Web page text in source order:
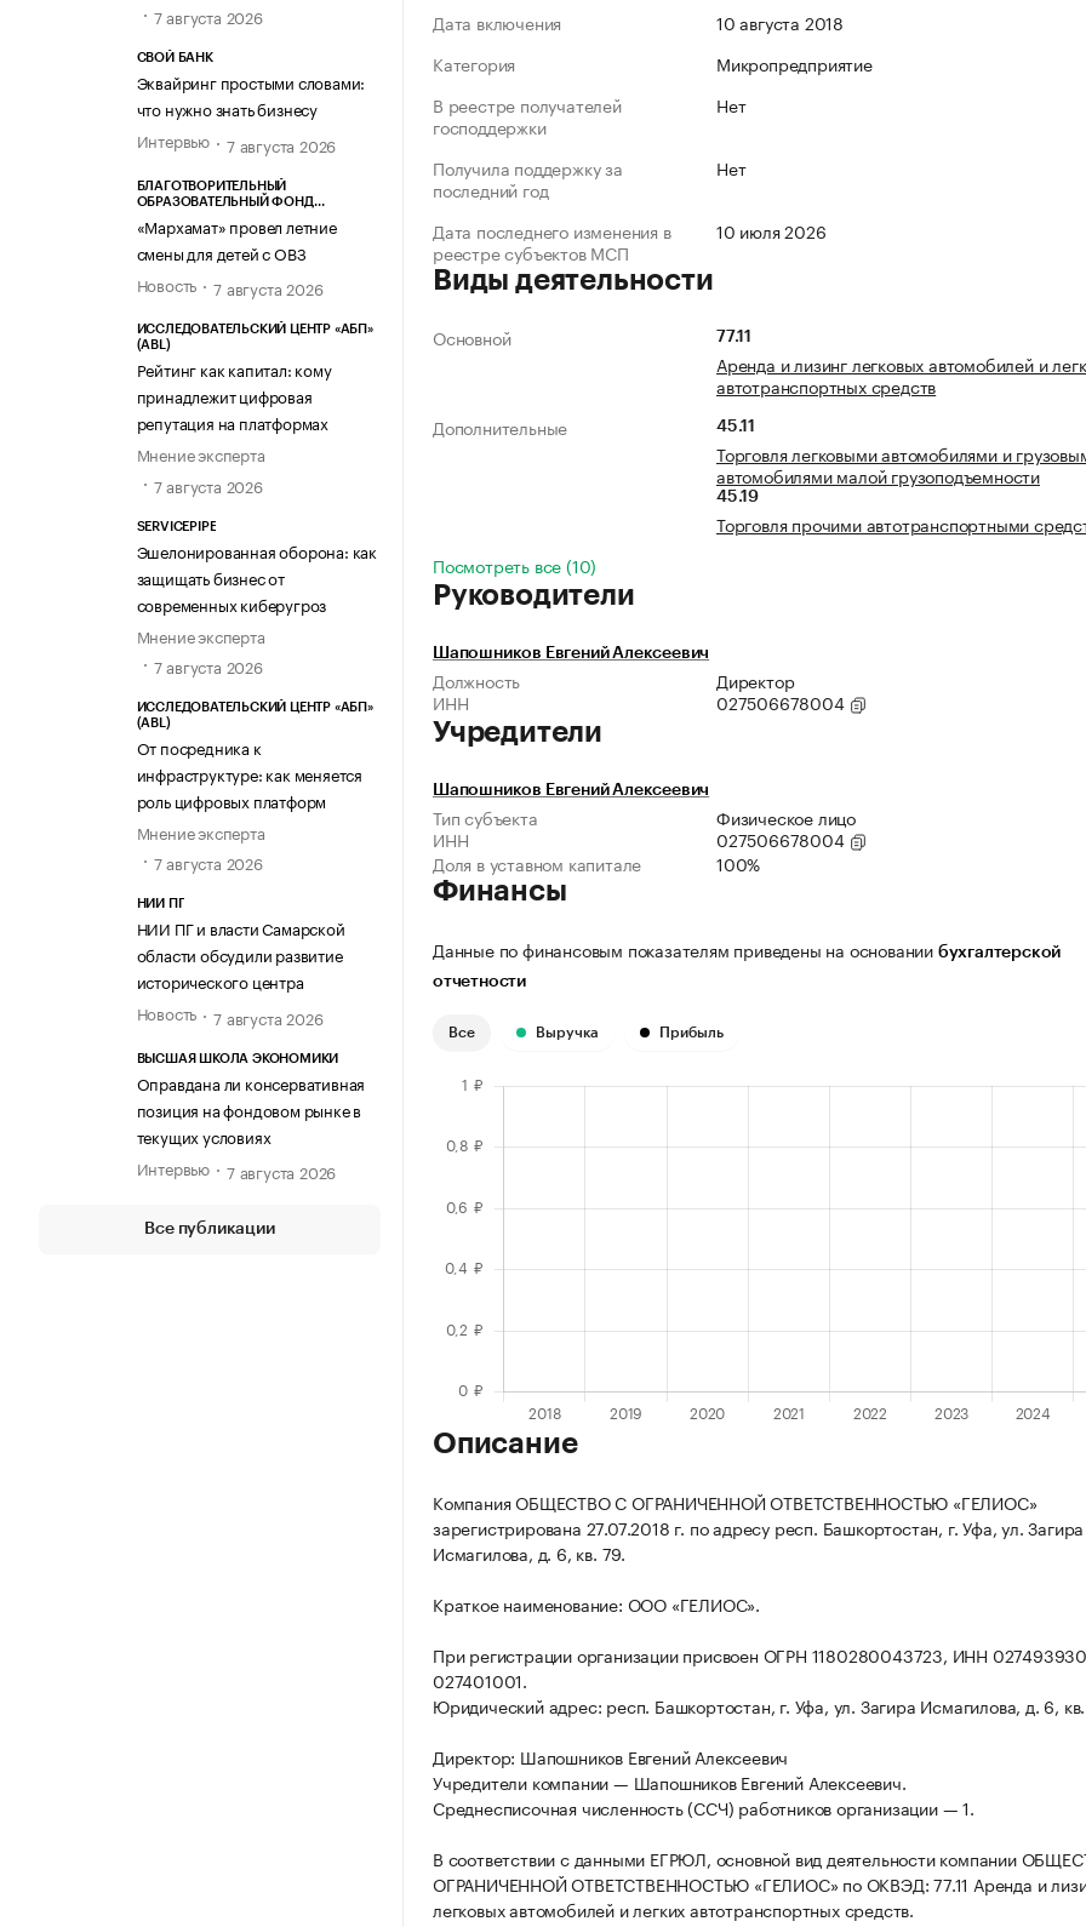
7 августа 2026
СВОЙ БАНК
Эквайринг простыми словами:
что нужно знать бизнесу
Интервью
7 августа 2026
БЛАГОТВОРИТЕЛЬНЫЙ
ОБРАЗОВАТЕЛЬНЫЙ ФОНД
«Мархамат» провел летние
смены для детей с ОВЗ
Новость
7 августа 2026
ИССЛЕДОВАТЕЛЬСКИЙ ЦЕНТР «АБП»
(ABL)
Рейтинг как капитал: кому
принадлежит цифровая
репутация на платформах
Мнение эксперта
7 августа 2026
SERVICEPIPE
Эшелонированная оборона: как
защищать бизнес от
современных киберугроз
Мнение эксперта
7 августа 2026
ИССЛЕДОВАТЕЛЬСКИЙ ЦЕНТР «АБП»
(ABL)
От посредника к
инфраструктуре: как меняется
роль цифровых платформ
Мнение эксперта
7 августа 2026
НИИ ПГ
НИИ ПГ и власти Самарской
области обсудили развитие
исторического центра
Новость
7 августа 2026
ВЫСШАЯ ШКОЛА ЭКОНОМИКИ
Оправдана ли консервативная
позиция на фондовом рынке в
текущих условиях
Интервью
7 августа 2026
Все публикации
Дата включения
10 августа 2018
Категория
Микропредприятие
В реестре получателей
господдержки
Нет
Получила поддержку за
последний год
Нет
Дата последнего изменения в
реестре субъектов МСП
10 июля 2026
Виды деятельности
Основной 77.11
Аренда и лизинг легковых автомобилей и
автотранспортных средств
Дополнительные
45.11
Торговля легковыми автомобилями и
автомобилями малой грузоподъемности
45.19
Торговля прочими автотранспортными
Посмотреть все (10)
Руководители
Шапошников Евгений Алексеевич
Должность
Директор
ИНН
027506678004
Учредители
Шапошников Евгений Алексеевич
Тип субъекта
Физическое лицо
ИНН
027506678004
Доля в уставном капитале
100%
Финансы
Данные по финансовым показателям приведены на основании бухгалтерской
отчетности
Все Выручка Прибыль
Описание
Компания ОБЩЕСТВО С ОГРАНИЧЕННОЙ ОТВЕТСТВЕННОСТЬЮ «ГЕЛИОС»
зарегистрирована 27.07.2018 г. по адресу респ. Башкортостан, г. Уфа, ул. Загира
Исмагилова, д. 6, кв. 79.
Краткое наименование: ООО «ГЕЛИОС».
При регистрации организации присвоен ОГРН 1180280043723, ИНН
027401001.
Юридический адрес: респ. Башкортостан, г. Уфа, ул. Загира Исмагилова, д. 6,
Директор: Шапошников Евгений Алексеевич
Учредители компании — Шапошников Евгений Алексеевич.
Среднесписочная численность (ССЧ) работников организации — 1.
В соответствии с данными ЕГРЮЛ, основной вид деятельности компании
ОГРАНИЧЕННОЙ ОТВЕТСТВЕННОСТЬЮ «ГЕЛИОС» по ОКВЭД: 77.11 Аренда и
легковых автомобилей и легких автотранспортных средств.